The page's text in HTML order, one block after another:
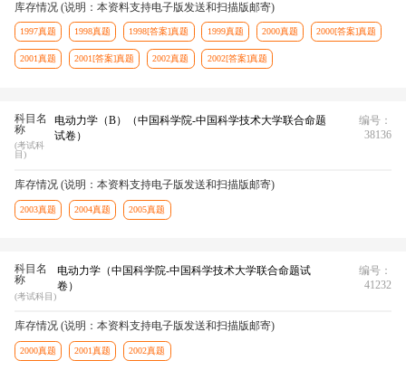
库存情况 (说明：本资料支持电子版发送和扫描版邮寄)
1997真题 1998真题 1998[答案]真题 1999真题 2000真题 2000[答案]真题
2001真题 2001[答案]真题 2002真题 2002[答案]真题
科目名
称
(考试科
目)
电动力学（B）（中国科学院-中国科学技术大学联合命题
试卷）
编号：
38136
库存情况 (说明：本资料支持电子版发送和扫描版邮寄)
2003真题 2004真题 2005真题
科目名
称
(考试科目)
电动力学（中国科学院-中国科学技术大学联合命题试
卷）
编号：
41232
库存情况 (说明：本资料支持电子版发送和扫描版邮寄)
2000真题 2001真题 2002真题